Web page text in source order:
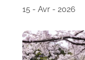
15 - Avr - 2026